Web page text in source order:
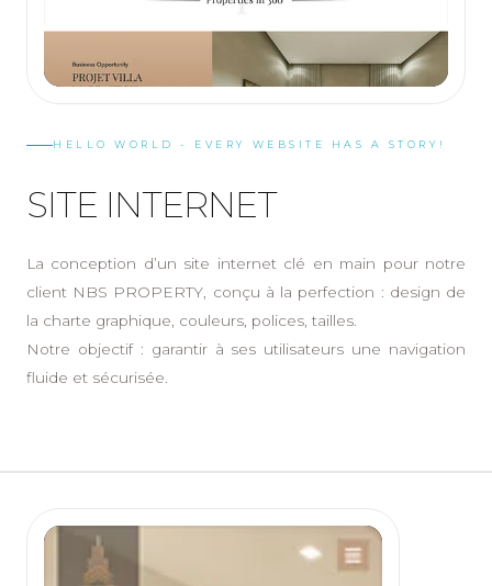
HELLO WORLD - EVERY WEBSITE HAS A STORY!
SITE INTERNET
La conception d’un site internet clé en main pour notre
client NBS PROPERTY, conçu à la perfection : design de
la charte graphique, couleurs, polices, tailles.
Notre objectif : garantir à ses utilisateurs une navigation
fluide et sécurisée.